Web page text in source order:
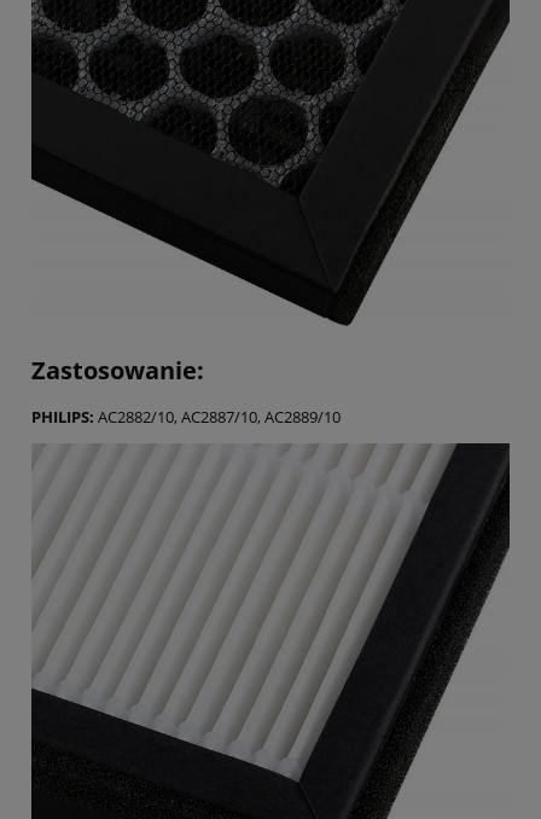
Zastosowanie:
PHILIPS: AC2882/10, AC2887/10, AC2889/10